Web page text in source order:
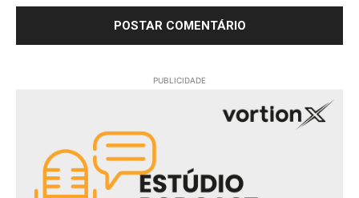
PUBLICIDADE